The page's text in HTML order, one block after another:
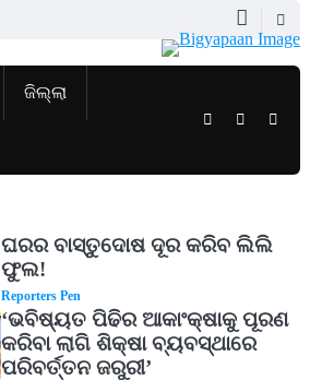
ଜିଲ୍ଲା
TwitterFacebook
ଘରର ବାସ୍ତୁଦୋଷ ଦୂର କରିବ ଲିଲି
ଫୁଲ!
Reporters Pen
‘ଭବିଷ୍ୟତ ପିଢିର ଆକାଂକ୍ଷାକୁ ପୂରଣ
କରିବା ଲାଗି ଶିକ୍ଷା ବ୍ୟବସ୍ଥାରେ
ପରିବର୍ତ୍ତନ ଜରୁରୀ’